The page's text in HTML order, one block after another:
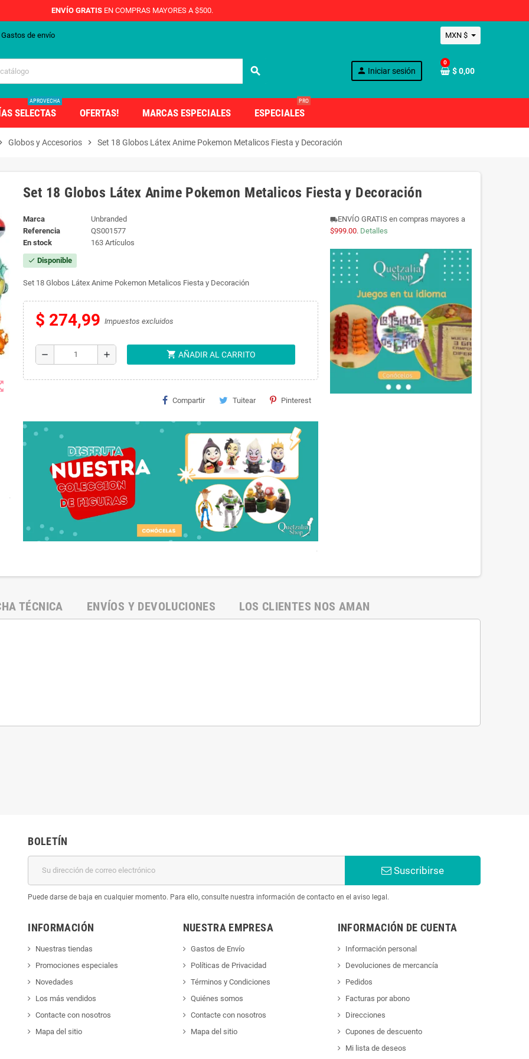
ENVÍO GRATIS EN COMPRAS MAYORES A $500.
Gastos de envío MXN $
search person Iniciar sesión
0
$ 0,00
SELECTAS
APROVECHA
OFERTAS! MARCAS ESPECIALES ESPECIALES
PRO
chevron_right Globos y Accesorios chevron_right Set 18 Globos Látex Anime Pokemon Metalicos Fiesta y Decoración
.
Set 18 Globos Látex Anime Pokemon Metalicos Fiesta y Decoración
Marca
Unbranded
Referencia
QS001577
En stock
163 Artículos
check Disponible
Set 18 Globos Látex Anime Pokemon Metalicos Fiesta y Decoración
$ 274,99 Impuestos excluidos
remove add shopping_cart AÑADIR AL CARRITO
Compartir Tuitear Pinterest
.
local_shippingENVÍO GRATIS en compras mayores a
$999.00. Detalles
TÉCNICA ENVÍOS Y DEVOLUCIONES LOS CLIENTES NOS AMAN
BOLETÍN
Suscribirse
Puede darse de baja en cualquier momento. Para ello, consulte nuestra información de contacto en el aviso legal.
INFORMACIÓN
Nuestras tiendas
Promociones especiales
Novedades
Los más vendidos
Contacte con nosotros
Mapa del sitio
NUESTRA EMPRESA
Gastos de Envío
Políticas de Privacidad
Términos y Condiciones
Quiénes somos
Contacte con nosotros
Mapa del sitio
INFORMACIÓN DE CUENTA
Información personal
Devoluciones de mercancía
Pedidos
Facturas por abono
Direcciones
Cupones de descuento
Mi lista de deseos